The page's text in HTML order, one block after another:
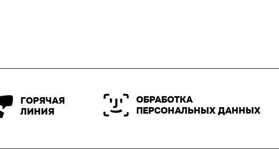
ГОРЯЧАЯ
ЛИНИЯ
ОБРАБОТКА
ПЕРСОНАЛЬНЫХ ДАННЫХ